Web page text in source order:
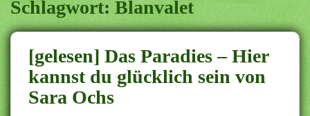
c
o
n
t
e
n
t
Schlagwort:Blanvalet
[gelesen] Das Paradies – Hier
kannst du glücklich sein von
Sara Ochs